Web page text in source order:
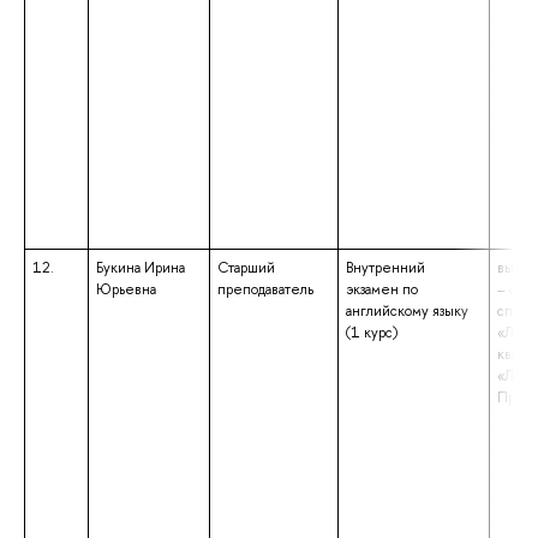
12.
Букина Ирина
Юрьевна
Старший
преподаватель
Внутренний
экзамен по
английскому языку
(1 курс)
–